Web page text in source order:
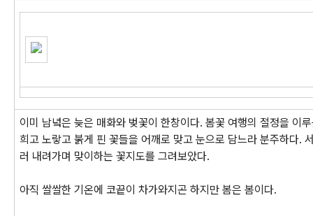
이미 남녘은 늦은 매화와 벚꽃이 한창이다. 봄꽃 여행의 절정을 이
희고 노랗고 붉게 핀 꽃들을 어깨로 맞고 눈으로 담느라 분주하다.
러 내려가며 맞이하는 꽃지도를 그려보았다.
아직 쌀쌀한 기온에 코끝이 차가와지곤 하지만 봄은 봄이다.